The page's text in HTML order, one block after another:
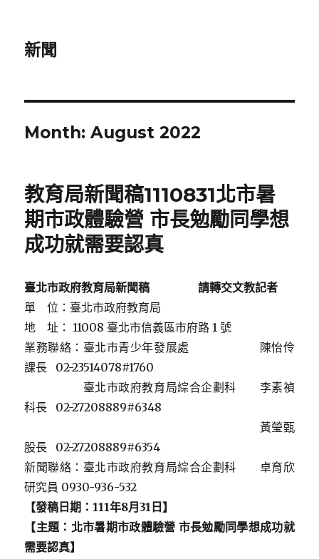
新聞
Month:August 2022
教育局新聞稿1110831北市暑
期市政體驗營 市長勉勵同學想
成功就需要認真
臺北市政府教育局新聞稿
請轉交文教記者
單 位：臺北市政府教育局
地 址： 11008 臺北市信義區市府路 1 號
業務聯絡：臺北市青少年發展處 陳怡伶
課長 02-23514078#1760
臺北市政府教育局綜合企劃科 李素禎
科長 02-27208889#6348
黃瑩甄
股長 02-27208889#6354
新聞聯絡：臺北市政府教育局綜合企劃科 卓育欣
研究員 0930-936-532
【發稿日期：111年8月31日 】
【主題： 北市暑期市政體驗營 市長勉勵同學想成功就
需要認真】